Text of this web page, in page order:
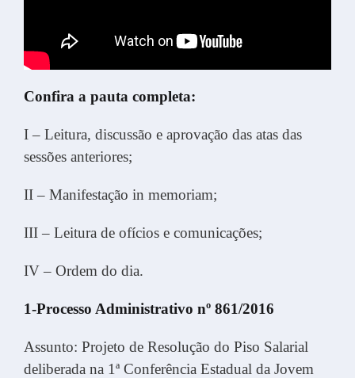
Confira a pauta completa:
I – Leitura, discussão e aprovação das atas das
sessões anteriores;
II – Manifestação in memoriam;
III – Leitura de ofícios e comunicações;
IV – Ordem do dia.
1-Processo Administrativo nº 861/2016
Assunto: Projeto de Resolução do Piso Salarial
deliberada na 1ª Conferência Estadual da Jovem